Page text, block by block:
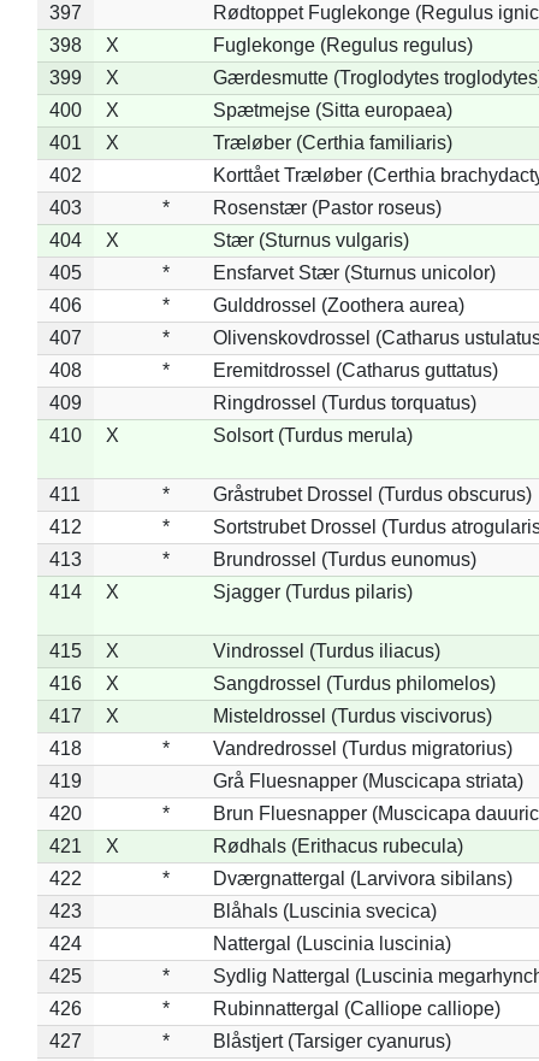
397
Rødtoppet Fuglekonge (Regulus
398
X
Fuglekonge (Regulus regulus)
399
X
Gærdesmutte (Troglodytes
400
X
Spætmejse (Sitta europaea)
401
X
Træløber (Certhia familiaris)
402
Korttået Træløber (Certhia
403
*
Rosenstær (Pastor roseus)
404
X
Stær (Sturnus vulgaris)
405
*
Ensfarvet Stær (Sturnus unicolor)
406
*
Gulddrossel (Zoothera aurea)
407
*
Olivenskovdrossel (Catharus
408
*
Eremitdrossel (Catharus guttatus)
409
Ringdrossel (Turdus torquatus)
410
X Solsort (Turdus merula)
411 *
Gråstrubet Drossel (Turdus obscurus)
412
*
Sortstrubet Drossel (Turdus
413
*
Brundrossel (Turdus eunomus)
414
X Sjagger (Turdus pilaris)
415 X
Vindrossel (Turdus iliacus)
416
X
Sangdrossel (Turdus philomelos)
417
X
Misteldrossel (Turdus viscivorus)
418
*
Vandredrossel (Turdus migratorius)
419
Grå Fluesnapper (Muscicapa striata)
420
*
Brun Fluesnapper (Muscicapa
421
X
Rødhals (Erithacus rubecula)
422
*
Dværgnattergal (Larvivora sibilans)
423
Blåhals (Luscinia svecica)
424
Nattergal (Luscinia luscinia)
425
*
Sydlig Nattergal (Luscinia
426
*
Rubinnattergal (Calliope calliope)
427
*
Blåstjert (Tarsiger cyanurus)